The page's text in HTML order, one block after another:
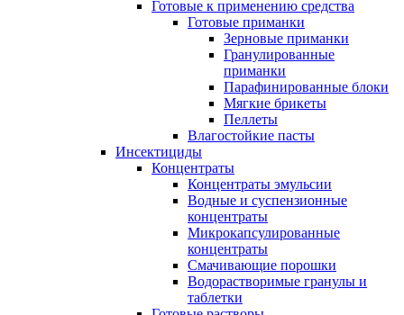
Готовые к применению средства
Готовые приманки
Зерновые приманки
Гранулированные
приманки
Парафинированные блоки
Мягкие брикеты
Пеллеты
Влагостойкие пасты
Инсектициды
Концентраты
Концентраты эмульсии
Водные и суспензионные
концентраты
Микрокапсулированные
концентраты
Смачивающие порошки
Водорастворимые гранулы и
таблетки